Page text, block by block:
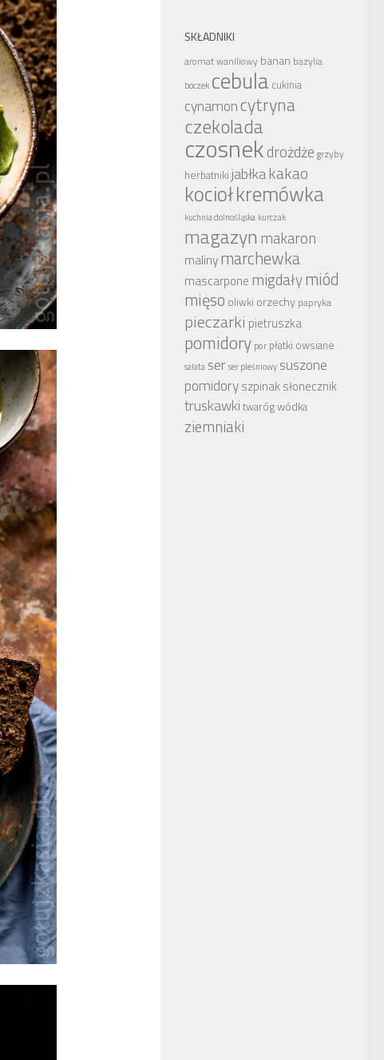
SKŁADNIKI
aromat waniliowy banan bazylia
boczek cebula cukinia
cynamoncytryna
czekolada
czosnekdrożdże grzyby
herbatniki jabłkakakao
kociołkremówka
kuchnia dolnośląska kurczak
magazyn makaron
malinymarchewka
mascarpone migdałymiód
mięso oliwki orzechy papryka
pieczarki pietruszka
pomidory por płatki owsiane
sałata serser pleśniowy suszone
pomidoryszpinaksłonecznik
truskawki twarógwódka
ziemniaki